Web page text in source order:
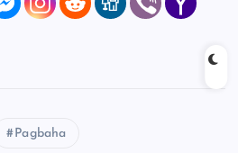
Pagbaha